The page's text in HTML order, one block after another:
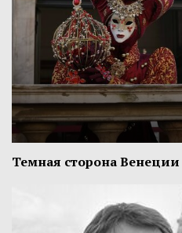
Темная сторона Венеции